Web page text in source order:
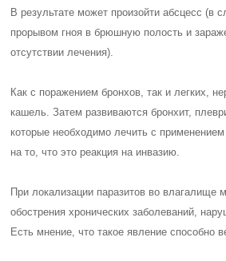
В результате может произойти абсцесс (в
прорывом гноя в брюшную полость и
отсутствии лечения).
Как с поражением бронхов, так и легких,
кашель. Затем развиваются бронхит,
которые необходимо лечить с применением
на то, что это реакция на инвазию.
При локализации паразитов во влагалище
обострения хронических заболеваний,
Есть мнение, что такое явление способно